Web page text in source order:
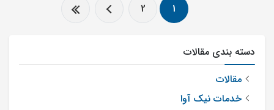
1
2
دسته بندی مقالات
مقالات
خدمات نیک آوا